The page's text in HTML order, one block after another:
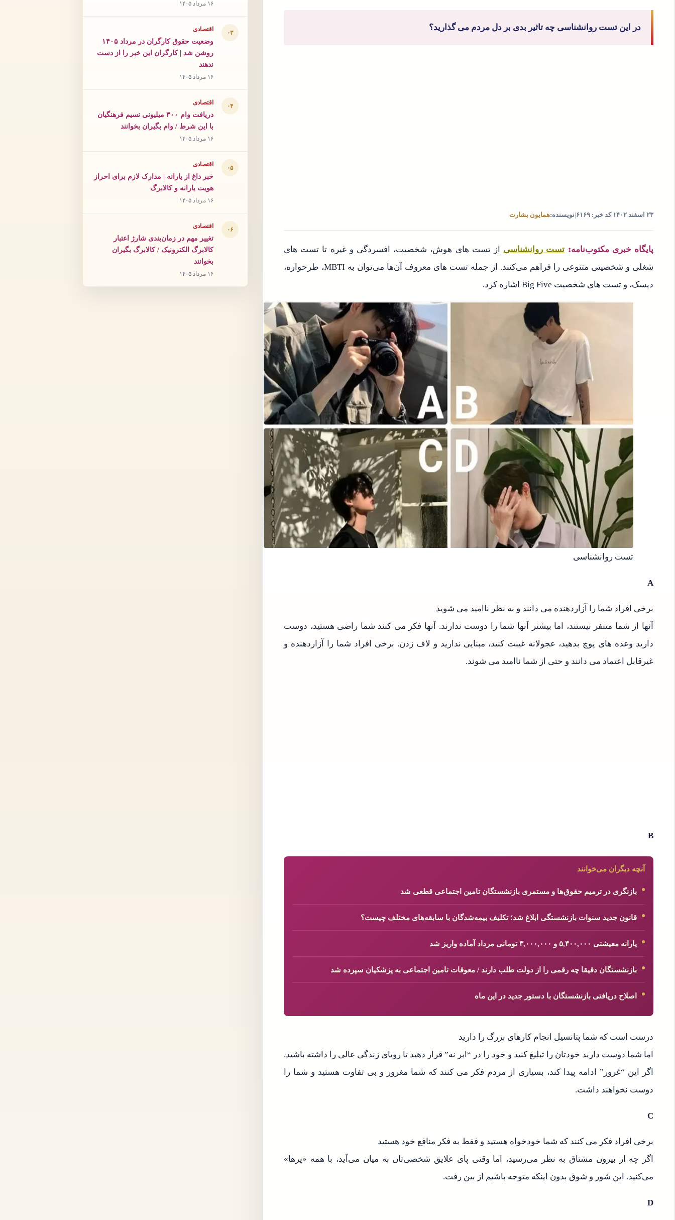
در این تست روانشناسی چه تاثیر بدی بر دل مردم می گذارید؟
۲۳ اسفند ۱۴۰۲ |کد خبر: ۶۱۶۹ |نویسنده:همایون بشارت
پایگاه خبری مکتوب‌نامه: تست روانشناسی از تست های هوش، شخصیت، افسردگی و غیره تا تست های
شغلی و شخصیتی متنوعی را فراهم می‌کنند. از جمله تست های معروف آن‌ها می‌توان به MBTI، طرحواره،
دیسک، و تست های شخصیت Big Five اشاره کرد.
تست روانشناسی
A
برخی افراد شما را آزاردهنده می دانند و به نظر ناامید می شوید
آنها از شما متنفر نیستند، اما بیشتر آنها شما را دوست ندارند. آنها فکر می کنند شما راضی هستید، دوست
دارید وعده های پوچ بدهید، عجولانه غیبت کنید، مبنایی ندارید و لاف زدن. برخی افراد شما را آزاردهنده و
غیرقابل اعتماد می دانند و حتی از شما ناامید می شوند.
B
آنچه دیگران می‌خوانند
بازنگری در ترمیم حقوق‌ها و مستمری بازنشستگان تامین اجتماعی قطعی شد
قانون جدید سنوات بازنشستگی ابلاغ شد؛ تکلیف بیمه‌شدگان با سابقه‌های مختلف چیست؟
یارانه معیشتی ۵,۴۰۰,۰۰۰ و ۳,۰۰۰,۰۰۰ تومانی مرداد آماده واریز شد
بازنشستگان دقیقا چه رقمی را از دولت طلب دارند / معوقات تامین اجتماعی به پزشکیان سپرده شد
اصلاح دریافتی بازنشستگان با دستور جدید در این ماه
درست است که شما پتانسیل انجام کارهای بزرگ را دارید
اما شما دوست دارید خودتان را تبلیغ کنید و خود را در “ابر نه” قرار دهید تا رویای زندگی عالی را داشته باشید.
اگر این “غرور” ادامه پیدا کند، بسیاری از مردم فکر می کنند که شما مغرور و بی تفاوت هستید و شما را
دوست نخواهند داشت.
C
برخی افراد فکر می کنند که شما خودخواه هستید و فقط به فکر منافع خود هستید
اگر چه از بیرون مشتاق به نظر می‌رسید، اما وقتی پای علایق شخصی‌تان به میان می‌آید، با همه «پرها»
می‌کنید. این شور و شوق بدون اینکه متوجه باشیم از بین رفت.
D
۱۶ مرداد ۱۴۰۵
۰۳ اقتصادی
وضعیت حقوق کارگران در مرداد ۱۴۰۵
روشن شد | کارگران این خبر را از دست
ندهند
۱۶ مرداد ۱۴۰۵
۰۴ اقتصادی
دریافت وام ۳۰۰ میلیونی نسیم فرهنگیان
با این شرط / وام بگیران بخوانند
۱۶ مرداد ۱۴۰۵
۰۵ اقتصادی
خبر داغ از یارانه | مدارک لازم برای احراز
هویت یارانه و کالابرگ
۱۶ مرداد ۱۴۰۵
۰۶ اقتصادی
تغییر مهم در زمان‌بندی شارژ اعتبار
کالابرگ الکترونیک / کالابرگ بگیران
بخوانند
۱۶ مرداد ۱۴۰۵